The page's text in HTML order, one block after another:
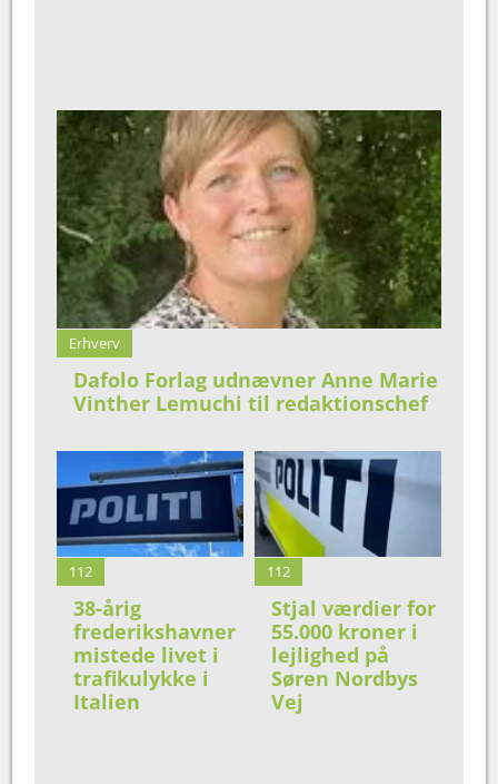
Erhverv
Dafolo Forlag udnævner Anne Marie
Vinther Lemuchi til redaktionschef
112
38-årig
frederikshavner
mistede livet i
trafikulykke i
Italien
112
Stjal værdier for
55.000 kroner i
lejlighed på
Søren Nordbys
Vej